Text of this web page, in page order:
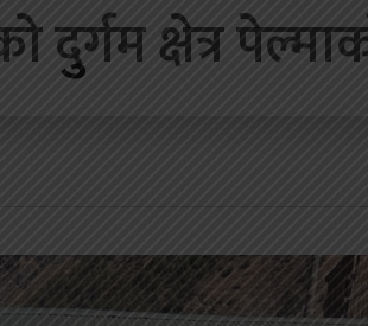
दुुर्गम क्षेत्र